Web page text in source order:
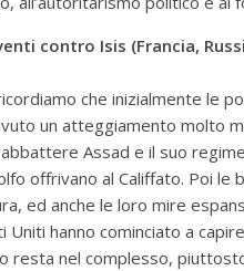
contro Isis (Francia,
che inizialmente le
un atteggiamento molto
Assad e il suo
offrivano al Califfato. Poi le
ed anche le loro mire
hanno cominciato a
resta nel complesso,